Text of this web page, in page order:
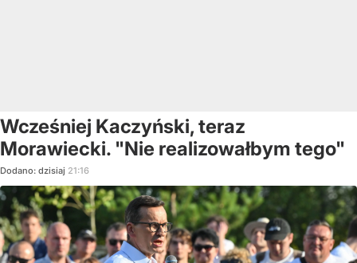
Wcześniej Kaczyński, teraz
Morawiecki. "Nie realizowałbym tego"
Dodano: dzisiaj 21:16